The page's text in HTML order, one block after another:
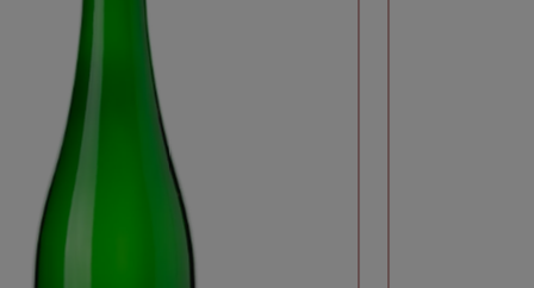
Herkunftsregion:
Gebiet: Mittelhaardt / Weinstrasse
Produzent: Weingut Knipser
Kategorie: Weißwein
Weincharakter: frisch-fruchtig, zart, beschwingt
Appellation: Pfalz QW